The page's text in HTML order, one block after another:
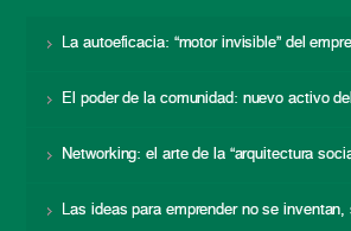
La autoeficacia: “motor invisible” del
El poder de la comunidad: nuevo activo
Networking: el arte de la “arquitectura
Las ideas para emprender no se inventan,